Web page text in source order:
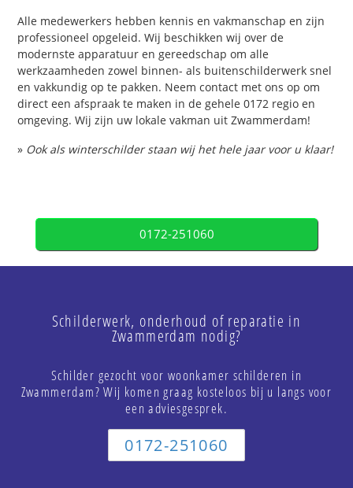
Alle medewerkers hebben kennis en vakmanschap en zijn
professioneel opgeleid. Wij beschikken wij over de
modernste apparatuur en gereedschap om alle
werkzaamheden zowel binnen- als buitenschilderwerk snel
en vakkundig op te pakken. Neem contact met ons op om
direct een afspraak te maken in de gehele 0172 regio en
omgeving. Wij zijn uw lokale vakman uit Zwammerdam!
» Ook als winterschilder staan wij het hele jaar voor u klaar!
0172-251060
Schilderwerk, onderhoud of reparatie in
Zwammerdam nodig?
Schilder gezocht voor woonkamer schilderen in
Zwammerdam? Wij komen graag kosteloos bij u langs voor
een adviesgesprek.
0172-251060